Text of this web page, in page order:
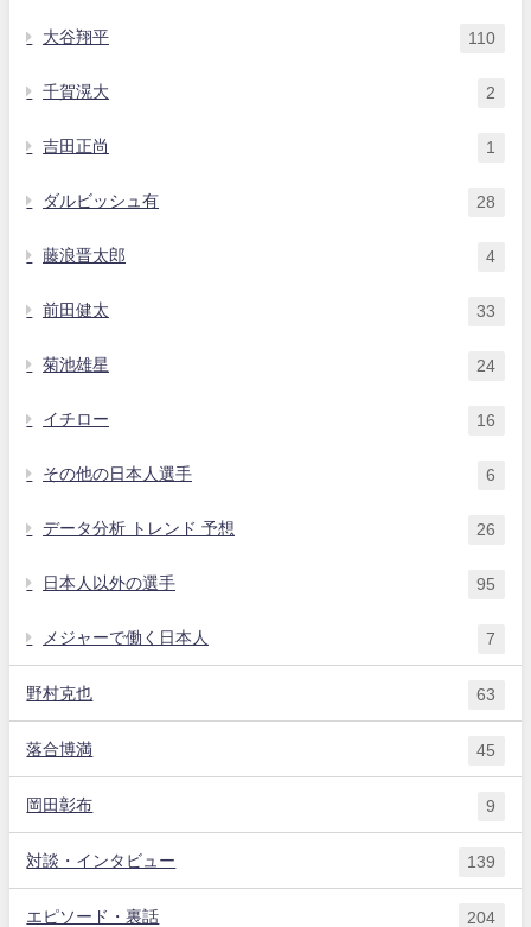
大谷翔平 110
千賀滉大 2
吉田正尚 1
ダルビッシュ有 28
藤浪晋太郎 4
前田健太 33
菊池雄星 24
イチロー 16
その他の日本人選手 6
データ分析 トレンド 予想 26
日本人以外の選手 95
メジャーで働く日本人 7
野村克也 63
落合博満 45
岡田彰布 9
対談・インタビュー 139
エピソード・裏話 204